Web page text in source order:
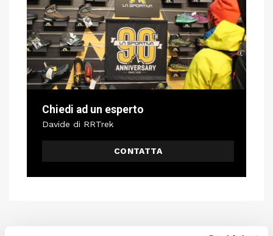
Chiedi ad un esperto
Davide di RRTrek
CONTATTA